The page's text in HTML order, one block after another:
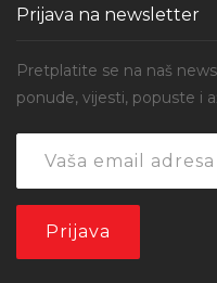
Prijava na newsletter
Pretplatite se na naš
ponude, vijesti, popuste i